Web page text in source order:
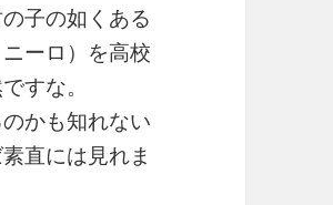
子の如くある
ーロ）を高校
すな。
かも知れない
直には見れま